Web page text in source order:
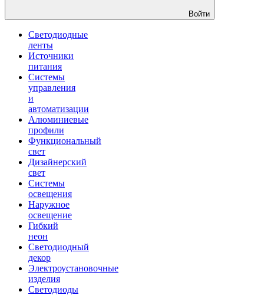
Войти
Светодиодные
ленты
Источники
питания
Системы
управления
и
автоматизации
Алюминиевые
профили
Функциональный
свет
Дизайнерский
свет
Системы
освещения
Наружное
освещение
Гибкий
неон
Светодиодный
декор
Электроустановочные
изделия
Светодиоды